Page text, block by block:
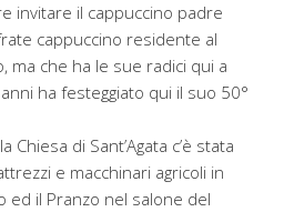
invitare il cappuccino padre
cappuccino residente al
ma che ha le sue radici qui a
ha festeggiato qui il suo 50°
Chiesa di Sant’Agata c’è stata
e macchinari agricoli in
ed il Pranzo nel salone del